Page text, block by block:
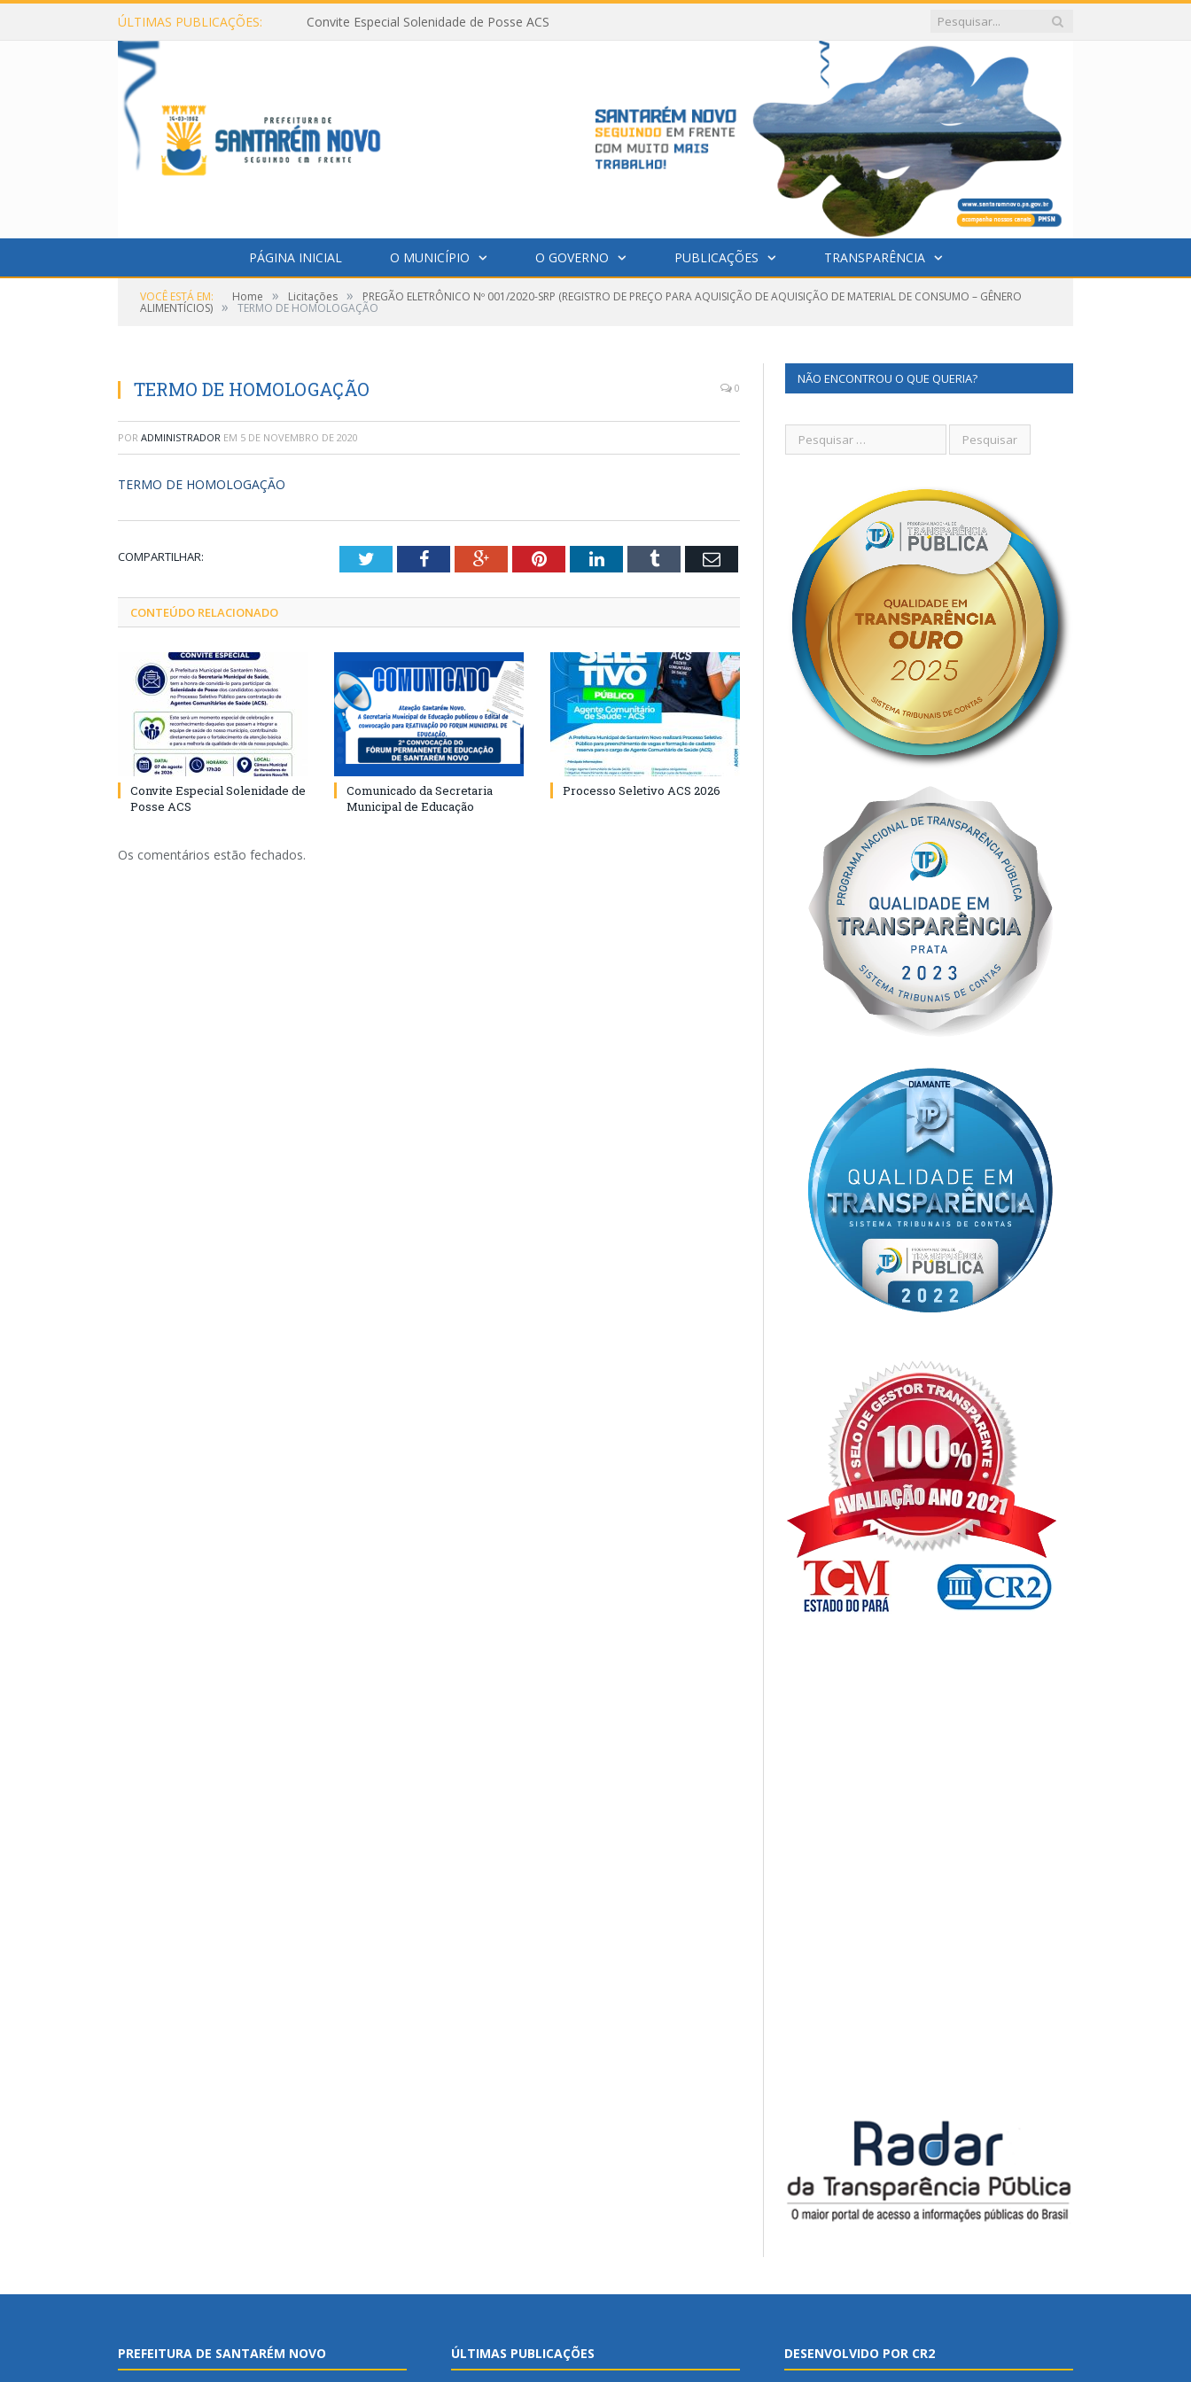
ÚLTIMAS PUBLICAÇÕES: Convite Especial Solenidade de Posse ACS
PÁGINA INICIAL O MUNICÍPIO O GOVERNO PUBLICAÇÕES TRANSPARÊNCIA
VOCÊ ESTÁ EM: Home » Licitações » PREGÃO ELETRÔNICO Nº 001/2020-SRP (REGISTRO DE PREÇO PARA AQUISIÇÃO DE AQUISIÇÃO DE MATERIAL DE CONSUMO – GÊNERO
ALIMENTÍCIOS) » TERMO DE HOMOLOGAÇÃO
TERMO DE HOMOLOGAÇÃO 0
POR ADMINISTRADOR EM 5 DE NOVEMBRO DE 2020
TERMO DE HOMOLOGAÇÃO
COMPARTILHAR: TwitterFacebookGoogle+PinterestLinkedInTumblr Email
CONTEÚDO RELACIONADO
Convite Especial Solenidade de
Posse ACS
Comunicado da Secretaria
Municipal de Educação
Processo Seletivo ACS 2026
Os comentários estão fechados.
NÃO ENCONTROU O QUE QUERIA?
PREFEITURA DE SANTARÉM NOVO ÚLTIMAS PUBLICAÇÕES DESENVOLVIDO POR CR2